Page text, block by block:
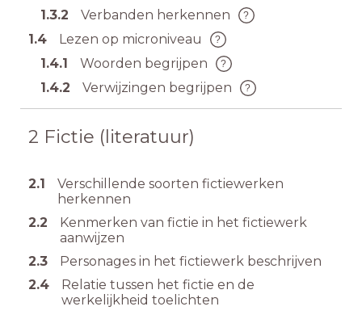
1.3.2
Verbanden herkennen
1.4
Lezen op microniveau
1.4.1
Woorden begrijpen
1.4.2
Verwijzingen begrijpen
2 Fictie (literatuur)
2.1
Verschillende soorten fictiewerken
herkennen
2.2
Kenmerken van fictie in het fictiewerk
aanwijzen
2.3
Personages in het fictiewerk beschrijven
2.4
Relatie tussen het fictie en de
werkelijkheid toelichten